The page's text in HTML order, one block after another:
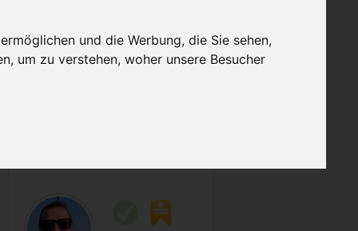
und die Werbung, die Sie sehen,
um zu verstehen, woher unsere Besucher
Hilfe / FAQ